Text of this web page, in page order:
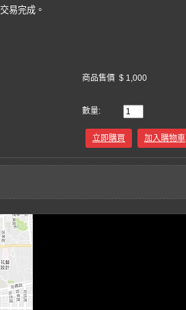
易完成。
商品售價 $ 1,000
數量:
立即購買 加入購物車